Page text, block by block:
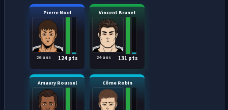
Pierre Noel
124 pts
26 ans
Vincent Brunet
131 pts
24 ans
Amaury Roussel Côme Robin